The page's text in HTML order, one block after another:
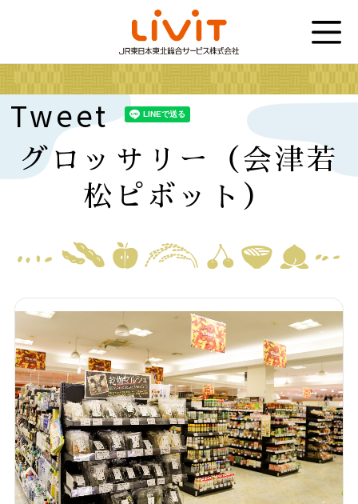
Tweet
グロッサリー（会津若
松ピボット）